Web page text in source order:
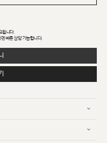
됩니다.
빠른 상담 가능합니다.